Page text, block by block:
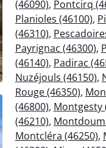
(46090), Pontcirq
Planioles (46100),
(46310),
Payrignac (46300),
(46140), Padirac
Nuzéjouls (46150),
Rouge (46350),
(46800), Montgesty
(46210),
Montcléra (46250),